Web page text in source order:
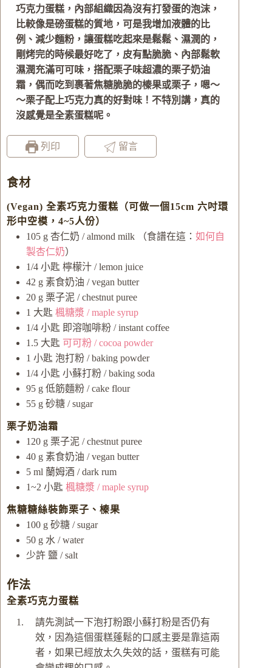
巧克力蛋糕，內部組織因為沒有打發蛋的泡沫，
比較像是磅蛋糕的質地，可是我增加液體的比
例、減少麵粉，讓蛋糕吃起來是鬆鬆、濕潤的，
剛烤完的時候最好吃了，皮有點脆脆、內部鬆軟
濕潤充滿可可味，搭配栗子味超濃的栗子奶油
霜，偶而吃到裹著焦糖脆脆的榛果或栗子，嗯～
～栗子配上巧克力真的好對味！不特別講，真的
沒感覺是全素蛋糕呢。
列印 留言
食材
(Vegan) 全素巧克力蛋糕（可做一個15cm 六吋環
形中空模，4~5人份）
105 g 杏仁奶 / almond milk （食譜在這： 如何自
製杏仁奶）
1/4 小匙 檸檬汁 / lemon juice
42 g 素食奶油 / vegan butter
20 g 栗子泥 / chestnut puree
1 大匙 楓糖漿 / maple syrup
1/4 小匙 即溶咖啡粉 / instant coffee
1.5 大匙 可可粉 / cocoa powder
1 小匙 泡打粉 / baking powder
1/4 小匙 小蘇打粉 / baking soda
95 g 低筋麵粉 / cake flour
55 g 砂糖 / sugar
栗子奶油霜
120 g 栗子泥 / chestnut puree
40 g 素食奶油 / vegan butter
5 ml 蘭姆酒 / dark rum
1~2 小匙 楓糖漿 / maple syrup
焦糖糖絲裝飾栗子、榛果
100 g 砂糖 / sugar
50 g 水 / water
少許 鹽 / salt
作法
全素巧克力蛋糕
請先測試一下泡打粉跟小蘇打粉是否仍有
效，因為這個蛋糕蓬鬆的口感主要是靠這兩
者，如果已經放太久失效的話，蛋糕有可能